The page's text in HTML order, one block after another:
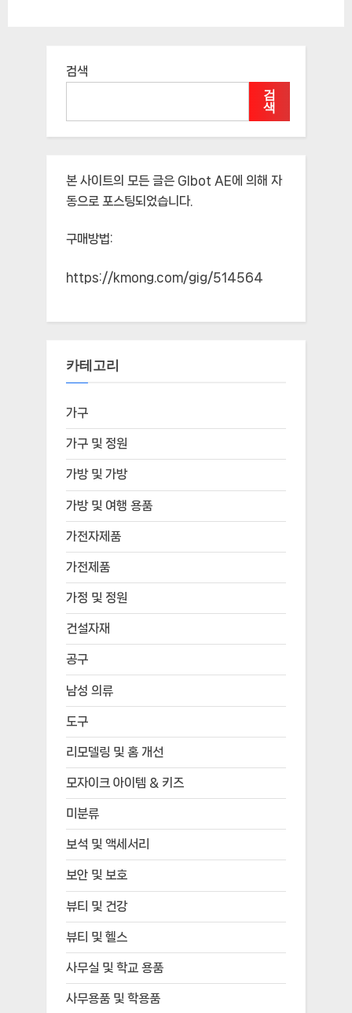
검색
검
색
본 사이트의 모든 글은 Glbot AE에 의해 자
동으로 포스팅되었습니다.
구매방법:
https://kmong.com/gig/514564
카테고리
가구
가구 및 정원
가방 및 가방
가방 및 여행 용품
가전자제품
가전제품
가정 및 정원
건설자재
공구
남성 의류
도구
리모델링 및 홈 개선
모자이크 아이템 & 키즈
미분류
보석 및 액세서리
보안 및 보호
뷰티 및 건강
뷰티 및 헬스
사무실 및 학교 용품
사무용품 및 학용품